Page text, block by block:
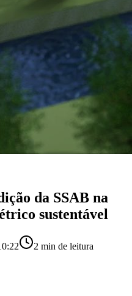
da SSAB na
sustentável
2 min de leitura